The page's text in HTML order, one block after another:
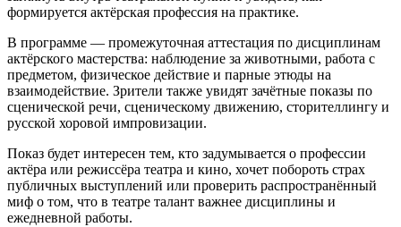
формируется актёрская профессия на практике.
В программе — промежуточная аттестация по дисциплинам
актёрского мастерства: наблюдение за животными, работа с
предметом, физическое действие и парные этюды на
взаимодействие. Зрители также увидят зачётные показы по
сценической речи, сценическому движению, сторителлингу и
русской хоровой импровизации.
Показ будет интересен тем, кто задумывается о профессии
актёра или режиссёра театра и кино, хочет побороть страх
публичных выступлений или проверить распространённый
миф о том, что в театре талант важнее дисциплины и
ежедневной работы.